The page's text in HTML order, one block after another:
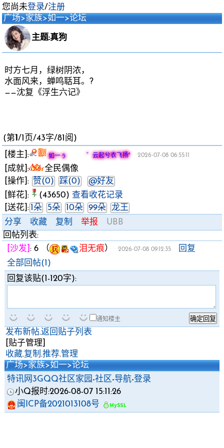
您尚未登录/注册
广场>家族>如一>论坛
主题:真狗
时方七月，绿树阴浓，
水面风来，蝉鸣聒耳。?
——沈复《浮生六记》
(第1 /1页/43字/81阅)
[楼主]:
如一ぅ ゛云起兮衣飞扬° 2026-07-08 06:55:11
[成就]:
全民偶像
[操作]: 赞(0) 踩(0)
@好友
[鲜花]:
(43650) 查看收花记录
[送花]: 1朵 5朵 10朵 99朵
龙王
分享
收藏 复制 举报
UBB
回帖列表:
[沙发] : 6 （ 泪无痕） 2026-07-08 09:12:35
回复
全部回帖(1)
回复该贴(1-120字):
通知楼主
发布新帖.返回贴子列表
[贴子管理]
收藏.复制 .推荐.管理
广场>家族>如一>论坛
特讯网3GQQ社区家园 -社区 -导航-登录
小Q报时:2026-08-07 15:11:26
闽ICP备2021013108号